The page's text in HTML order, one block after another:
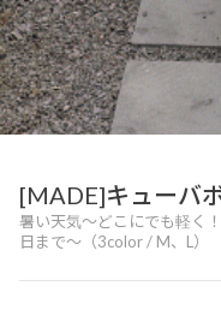
[MADE]キューバ
暑い天気〜どこにでも軽く
日まで〜（3color / M、L）